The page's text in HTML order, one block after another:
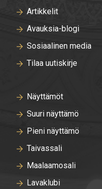
Artikkelit
Avauksia-blogi
Sosiaalinen media
Tilaa uutiskirje
Näyttämöt
Suuri näyttämö
Pieni näyttämö
Taivassali
Maalaamosali
Lavaklubi